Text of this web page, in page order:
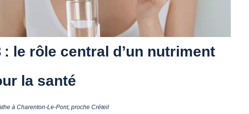
: le rôle central d’un nutriment
la santé
à Charenton-Le-Pont, proche Créteil